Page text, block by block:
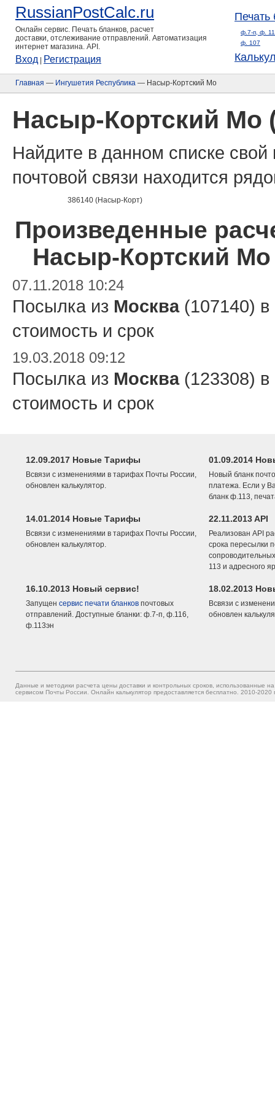
RussianPostCalc.ru
Онлайн сервис. Печать бланков, расчет
доставки, отслеживание отправлений. Автоматизация
интернет магазина. API.
Вход Регистрация
Печать
ф.7-п, ф.
ф. 107
Главная — Ингушетия Республика — Насыр-Кортский Мо
Насыр-Кортский Мо
Найдите в данном списке
почтовой связи находится
386140 (Насыр-Корт)
Произведенные
Насыр-Кортский
07.11.2018 10:24
Посылка из Москва(107140) в
стоимость и срок
19.03.2018 09:12
Посылка из Москва(123308) в
стоимость и срок
12.09.2017 Новые Тарифы
Всвязи с изменениями в тарифах Почты России,
обновлен калькулятор.
01.09.2014
Новый бланк
платежа. Если у
бланк ф.113,
14.01.2014 Новые Тарифы
Всвязи с изменениями в тарифах Почты России,
обновлен калькулятор.
22.11.2013 API
Реализован API
срока пересылки
113 и адресного
16.10.2013 Новый сервис!
Запущен сервис печати бланков почтовых
отправлений. Доступные бланки: ф.7-п, ф.116,
ф.113эн
18.02.2013
Всвязи с
обновлен
Данные и методики расчета цены доставки и контрольных сроков, использованные
сервисом Почты России. Онлайн калькулятор предоставляется бесплатно. 2010-2020